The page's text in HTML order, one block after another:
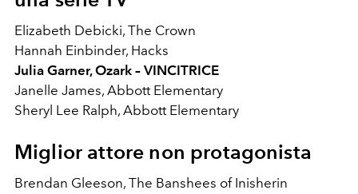
Elizabeth Debicki, The Crown
Hannah Einbinder, Hacks
Julia Garner, Ozark – VINCITRICE
Janelle James, Abbott Elementary
Sheryl Lee Ralph, Abbott Elementary
Miglior attore non protagonista
Brendan Gleeson, The Banshees of Inisherin